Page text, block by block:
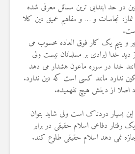
در حد ابتدایی ترین مسائل معرفی شده
نجاسات و … و مفاهیم عمیق دین کلا
و یتیم یک کار فوق العاده محسوب می
خدا ایرادی بر مسلمانان نیست ولی
خدا در سوره ماعون هشدار می دهد
ندارد مانند کسی است که دین ندارد.
اصلا از دینش هیچ نفهمیده.
بسیار دردناک است ولی شاید بتوان
دفاعی اسلام حقیقی در برابر
نمی دهد اسلام حقیقی طلوع کند.